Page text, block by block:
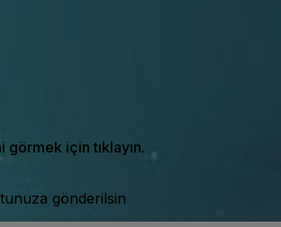
için tıklayın.
gönderilsin